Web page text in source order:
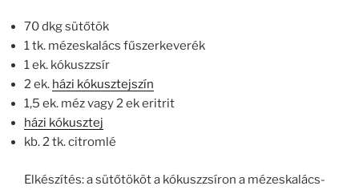
70 dkg sütőtök
1 tk. mézeskalács fűszerkeverék
1 ek. kókuszzsír
2 ek. házi kókusztejszín
1,5 ek. méz vagy 2 ek eritrit
házi kókusztej
kb. 2 tk. citromlé
Elkészítés: a sütőtököt a kókuszzsíron a mézeskalács-